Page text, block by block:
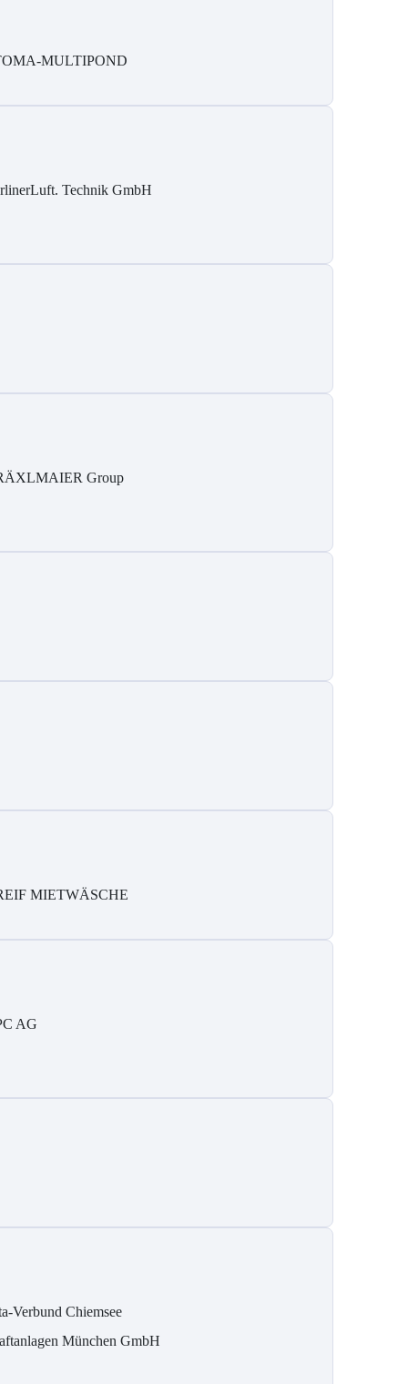
MULTIPOND
Technik GmbH
Group
MIETWÄSCHE
AG
Verbund Chiemsee
München GmbH